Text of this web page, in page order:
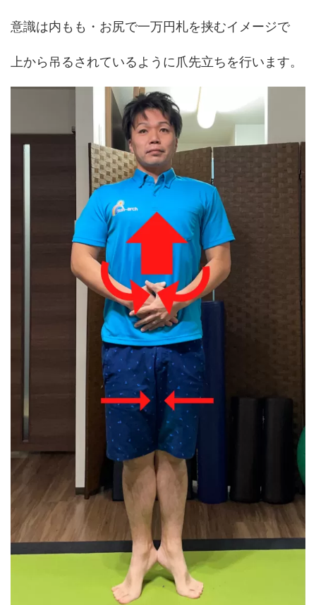
意識は内もも・お尻で一万円札を挟むイメージで
上から吊るされているように爪先立ちを行います。